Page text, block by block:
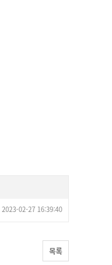
2023-02-27 16:39:40
목록